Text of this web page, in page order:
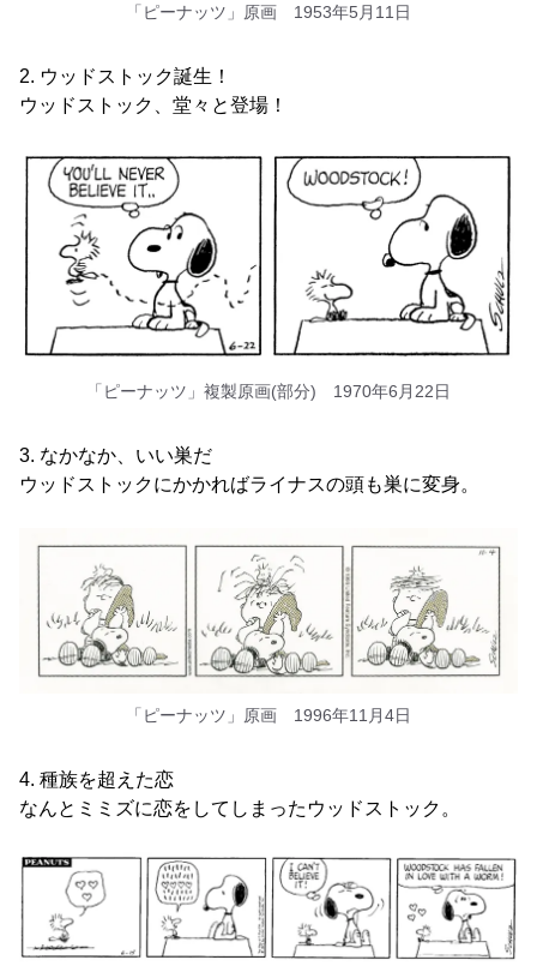
「ピーナッツ」原画 1953年5月11日
2. ウッドストック誕生！
ウッドストック、堂々と登場！
「ピーナッツ」複製原画(部分) 1970年6月22日
3. なかなか、いい巣だ
ウッドストックにかかればライナスの頭も巣に変身。
「ピーナッツ」原画 1996年11月4日
4. 種族を超えた恋
なんとミミズに恋をしてしまったウッドストック。